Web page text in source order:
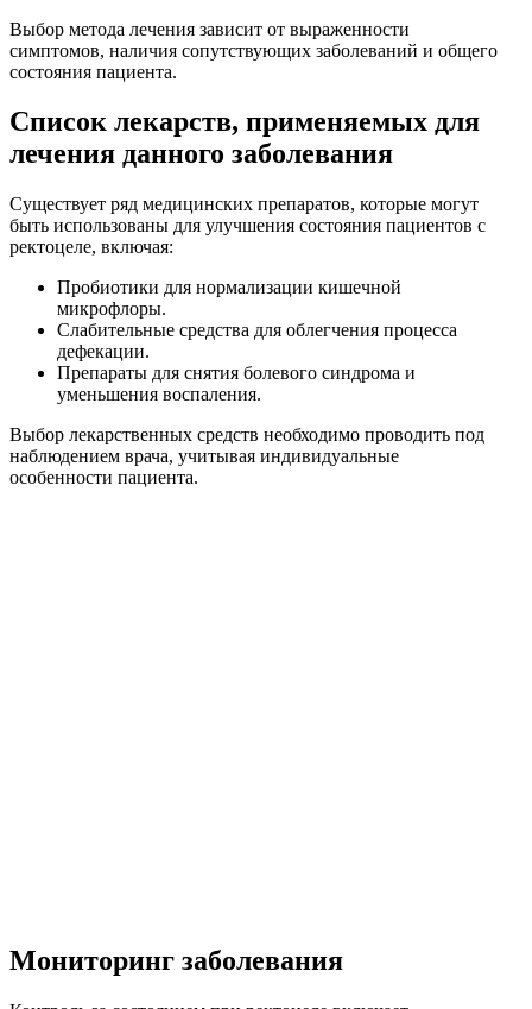
Выбор метода лечения зависит от выраженности
симптомов, наличия сопутствующих заболеваний и общего
состояния пациента.
Список лекарств, применяемых для
лечения данного заболевания
Существует ряд медицинских препаратов, которые могут
быть использованы для улучшения состояния пациентов с
ректоцеле, включая:
Пробиотики для нормализации кишечной
микрофлоры.
Слабительные средства для облегчения процесса
дефекации.
Препараты для снятия болевого синдрома и
уменьшения воспаления.
Выбор лекарственных средств необходимо проводить под
наблюдением врача, учитывая индивидуальные
особенности пациента.
Мониторинг заболевания